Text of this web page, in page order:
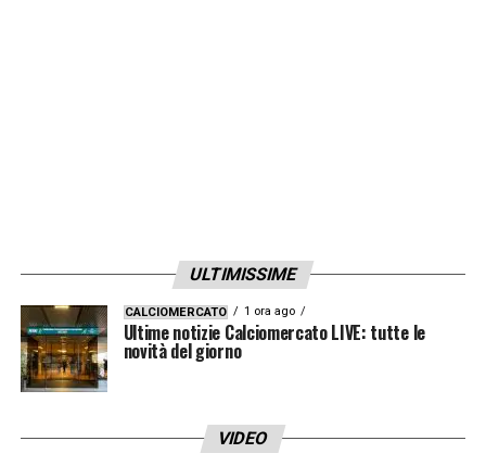
LA PLAYLIST DELLE NOSTRE TOP NEWS
ULTIMISSIME
CALCIOMERCATO 1 ora ago
Ultime notizie Calciomercato LIVE: tutte le
novità del giorno
VIDEO